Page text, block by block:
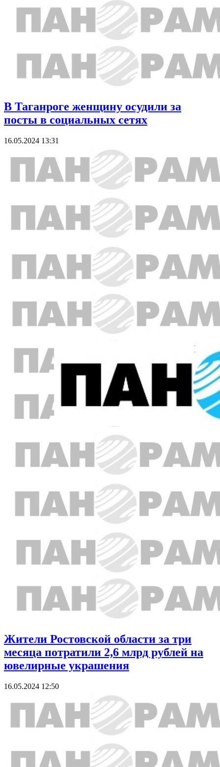
В Таганроге женщину осудили за
посты в социальных сетях
16.05.2024 13:31
Жители Ростовской области за три
месяца потратили 2,6 млрд рублей на
ювелирные украшения
16.05.2024 12:50